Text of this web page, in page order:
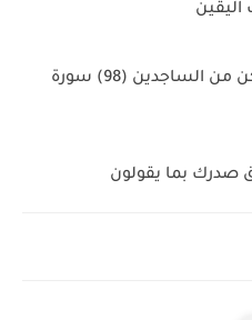
اليقين
اعراب فسبح بحمد ربك وكن من الساجدين (98) سورة
صدرك بما يقولون